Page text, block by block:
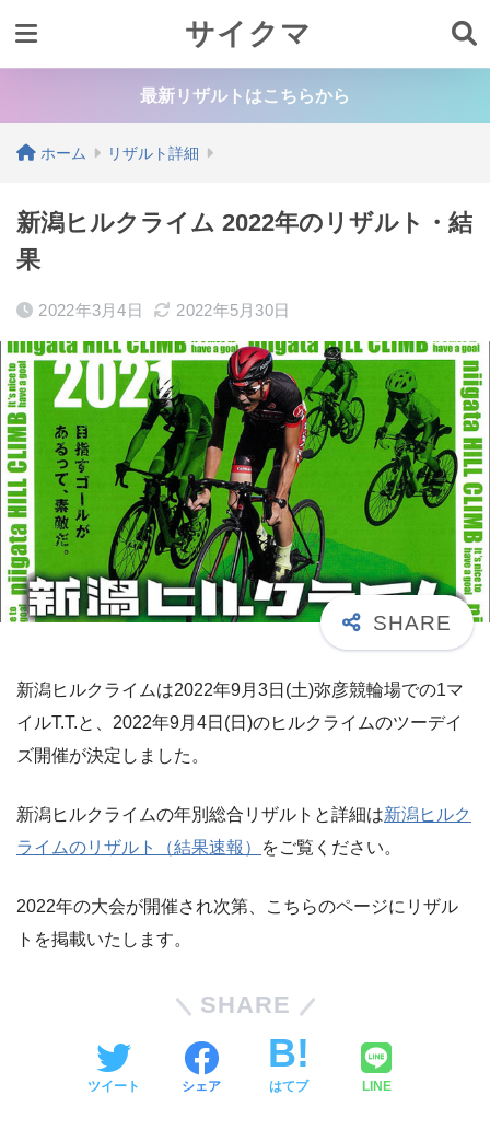
サイクマ
最新リザルトはこちらから
ホーム リザルト詳細
新潟ヒルクライム 2022年のリザルト・結
果
2022年3月4日 2022年5月30日
新潟ヒルクライムは2022年9月3日(土)弥彦競輪場での1マ
イルT.T.と、2022年9月4日(日)のヒルクライムのツーデイ
ズ開催が決定しました。
新潟ヒルクライムの年別総合リザルトと詳細は新潟ヒルク
ライムのリザルト（結果速報）
をご覧ください。
2022年の大会が開催され次第、こちらのページにリザル
トを掲載いたします。
SHARE
ツイート シェア はてブ LINE